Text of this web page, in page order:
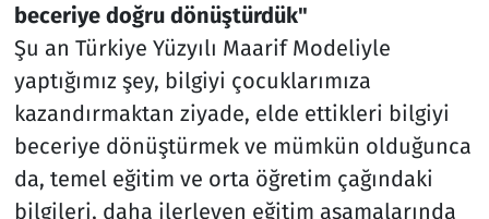
beceriye doğru dönüştürdük"
Şu an Türkiye Yüzyılı Maarif Modeliyle
yaptığımız şey, bilgiyi çocuklarımıza
kazandırmaktan ziyade, elde ettikleri bilgiyi
beceriye dönüştürmek ve mümkün olduğunca
da, temel eğitim ve orta öğretim çağındaki
bilgileri, daha ilerleyen eğitim aşamalarında